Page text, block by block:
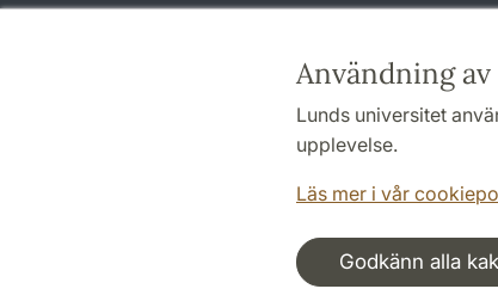
Användning
Lunds universitet
upplevelse.
Läs mer i vår
Godkänn alla